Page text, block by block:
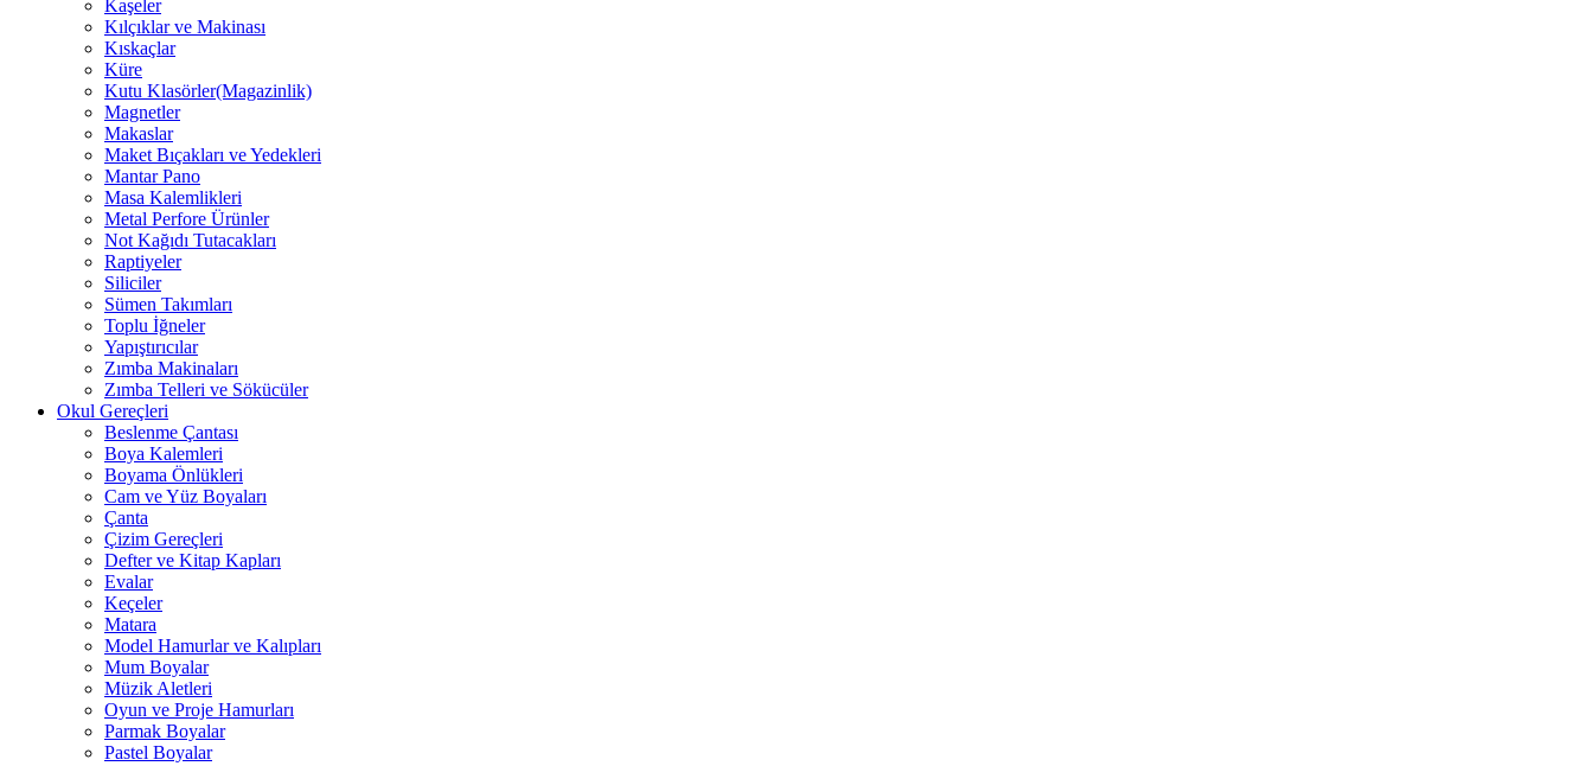
Kaşeler
Kılçıklar ve Makinası
Kıskaçlar
Küre
Kutu Klasörler(Magazinlik)
Magnetler
Makaslar
Maket Bıçakları ve Yedekleri
Mantar Pano
Masa Kalemlikleri
Metal Perfore Ürünler
Not Kağıdı Tutacakları
Raptiyeler
Siliciler
Sümen Takımları
Toplu İğneler
Yapıştırıcılar
Zımba Makinaları
Zımba Telleri ve Sökücüler
Okul Gereçleri
Beslenme Çantası
Boya Kalemleri
Boyama Önlükleri
Cam ve Yüz Boyaları
Çanta
Çizim Gereçleri
Defter ve Kitap Kapları
Evalar
Keçeler
Matara
Model Hamurlar ve Kalıpları
Mum Boyalar
Müzik Aletleri
Oyun ve Proje Hamurları
Parmak Boyalar
Pastel Boyalar